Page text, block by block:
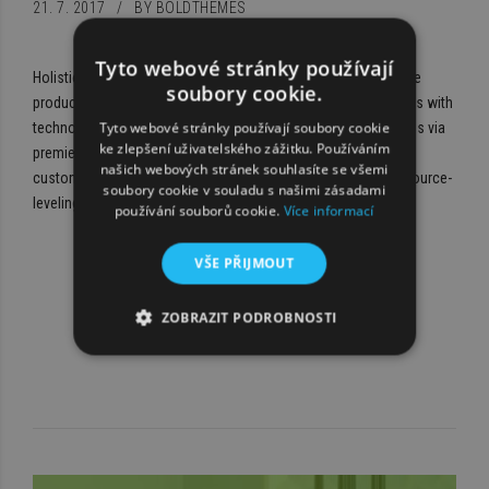
21. 7. 2017 BY BOLDTHEMES
Holistically pontificate installed base portals after maintainable
products. Phosfluorescently engage worldwide methodologies with
technology. Completely synergize resource taxing relationships via
premier niche markets. Professionally cultivate one-to-one
customer service with robust ideas. Dynamically innovate resource-
leveling customer.
Tyto webové stránky používají
soubory cookie.
Tyto webové stránky používají soubory cookie
ke zlepšení uživatelského zážitku. Používáním
našich webových stránek souhlasíte se všemi
soubory cookie v souladu s našimi zásadami
používání souborů cookie. Více informací
VŠE PŘIJMOUT
ZOBRAZIT PODROBNOSTI